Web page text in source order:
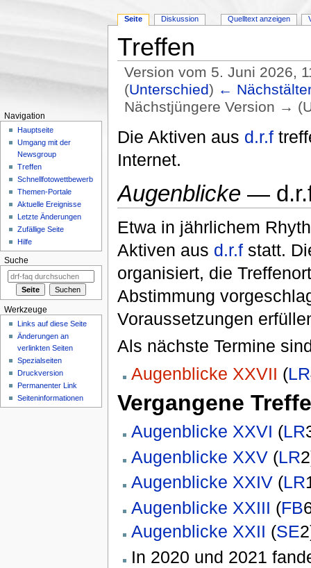
Treffen
Version vom 5. Juni 2026,
(Unterschied) ←
Nächstjüngere Version →
Die Aktiven aus d.r.f
Internet.
Augenblicke— d.r.f
Etwa in jährlichem
Aktiven aus d.r.fstatt.
organisiert, die
Abstimmung
Voraussetzungen
Als nächste Termine
Augenblicke XXVII (LR
Vergangene
Augenblicke XXVI (LR
Augenblicke XXV(LR
Augenblicke XXIV(LR
Augenblicke XXIII (FB
Augenblicke XXII (SE
In 2020 und 2021
Seite Diskussion Quelltext anzeigen
Navigation
Hauptseite
Umgang mit der
Newsgroup
Treffen
Schnellfotowettbewerb
Themen-Portale
Aktuelle Ereignisse
Letzte Änderungen
Zufällige Seite
Hilfe
Suche
Werkzeuge
Links auf diese Seite
Änderungen an
verlinkten Seiten
Spezialseiten
Druckversion
Permanenter Link
Seiten­informationen